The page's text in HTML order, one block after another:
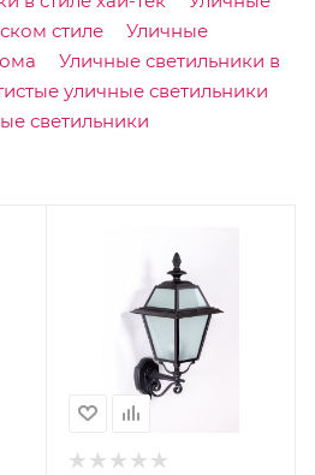
стиле
Уличные
Уличные светильники в
уличные светильники
светильники